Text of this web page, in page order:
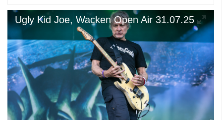
Ugly Kid Joe, Wacken Open Air 31.07.25